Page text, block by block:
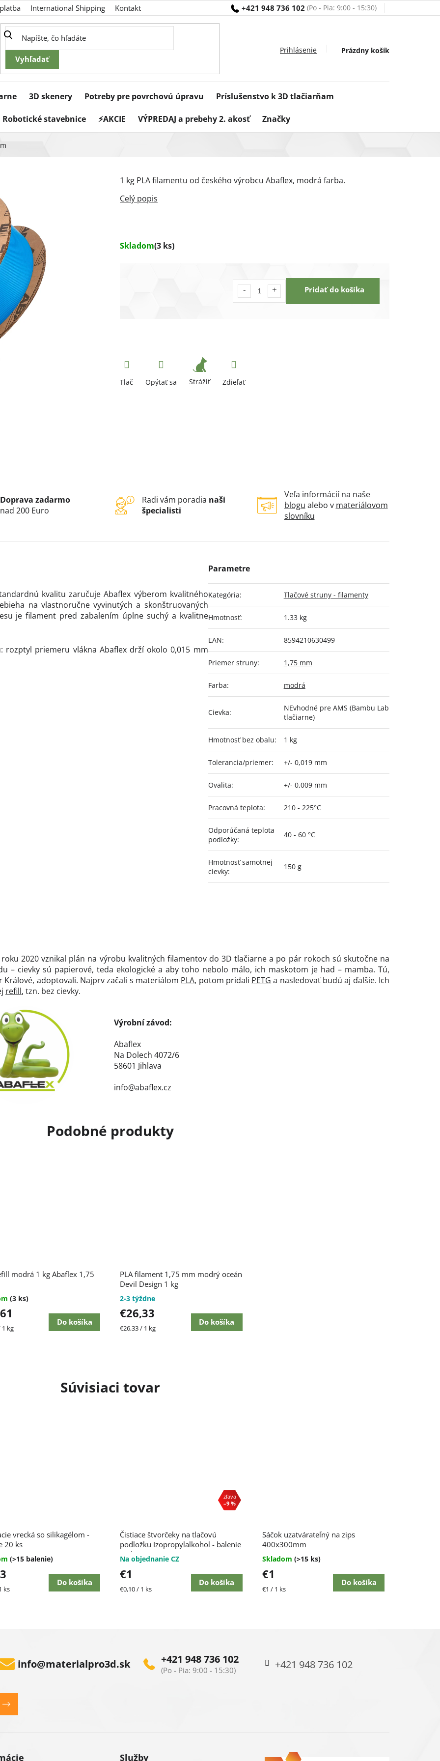
+421 948 736 102
International Shipping Kontakt
Nákupný
Prázdny košík
3D skenery Potreby pre povrchovú úpravu Príslušenstvo k 3D tlačiarňam
Robotické stavebnice ⚡AKCIE VÝPREDAJ a prebehy 2. akosť Značky
Skladom(3 ks)
Pridať do košíka
1 kg PLA filamentu od českého výrobcu Abaflex, modrá farba.
Tlač Opýtať sa Strážiť Zdieľať
Doprava zadarmo
nad 200 Euro
Radi vám poradia naši
špecialisti
Veľa informácií na naše
blogu alebo v materiálovom
slovníku
Súvisiaci tovar
vrecká so silikagélom -
20 ks
(>15 balenie)
ks
Do košíka
–9 %
Čistiace štvorčeky na tlačovú
podložku Izopropylalkohol - balenie
10 ks
Na objednanie CZ
€1
Jednotková
€0,10 / 1 ks
Do košíka
Sáčok uzatvárateľný na zips
400x300mm
hodnotenie
produktu
4,5
z
hviezdičiek.
Skladom (>15 ks)
€1
Jednotková
€1 / 1 ks
Do košíka
kvalitu zaručuje Abaflex výberom kvalitného
na vlastnoručne vyvinutých a skonštruovaných
je filament pred zabalením úplne suchý a kvalitne
priemeru vlákna Abaflex drží okolo 0,015 mm
Kategória: Tlačové struny - filamenty
Hmotnosť: 1.33 kg
EAN: 8594210630499
Priemer struny: 1,75 mm
Farba: modrá
Cievka:
NEvhodné pre AMS (Bambu Lab
tlačiarne)
Hmotnosť bez obalu: 1 kg
Tolerancia/priemer: +/- 0,019 mm
Ovalita: +/- 0,009 mm
Pracovná teplota: 210 - 225°C
Odporúčaná teplota
podložky:
40 - 60 °C
Hmotnosť samotnej
cievky:
150 g
modrá 1 kg Abaflex 1,75
(3 ks)
1 kg
Do košíka
PLA filament 1,75 mm modrý oceán
Devil Design 1 kg
hodnotenie
produktu
5,0
z
hviezdičiek.
2-3 týždne
€26,33
Jednotková
€26,33 / 1 kg
Do košíka
roku 2020 vznikal plán na výrobu kvalitných filamentov do 3D tlačiarne a po pár rokoch sú skutočne na
– cievky sú papierové, teda ekologické a aby toho nebolo málo, ich maskotom je had – mamba. Tú,
adoptovali. Najprv začali s materiálom PLA, potom pridali PETG a nasledovať budú aj ďalšie. Ich
refill, tzn. bez cievky.
Výrobní závod:
Abaflex
Na Dolech 4072/6
58601 Jihlava
info@abaflex.cz
info@materialpro3d.sk +421 948 736 102 +421 948 736 102
Služby